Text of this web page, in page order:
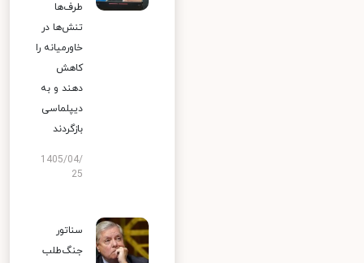
طرف‌ها
تنش‌ها در
خاورمیانه را
کاهش
دهند و به
دیپلماسی
بازگردند
1405/04/
25
سناتور
جنگ‌طلب